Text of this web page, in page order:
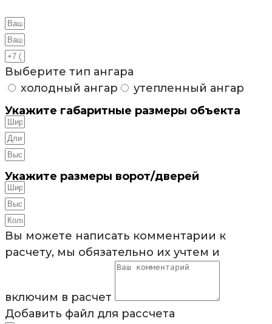
Выберите тип ангара
холодный ангар
утепленный ангар
Укажите габаритные размеры объекта
Укажите размеры ворот/дверей
Вы можете написать комментарии к
расчету, мы обязательно их учтем и
включим в расчет
Добавить файл для рассчета